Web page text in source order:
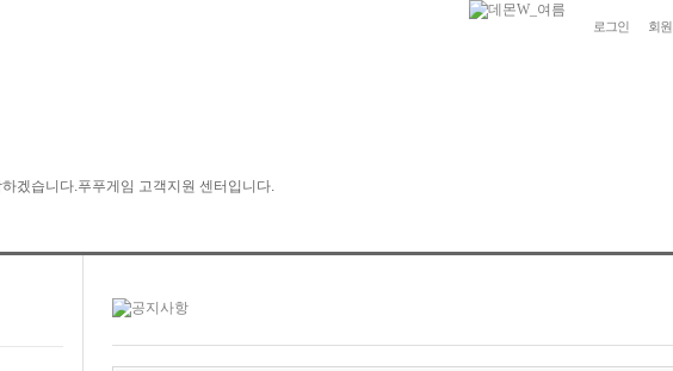
로그인 회